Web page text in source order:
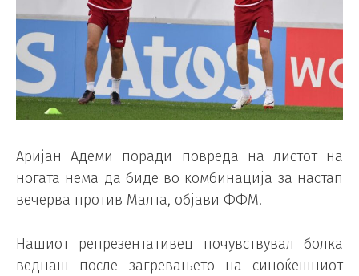
Аријан Адеми поради повреда на листот на
ногата нема да биде во комбинација за настап
вечерва против Малта, објави ФФМ.
Нашиот репрезентативец почувствувал болка
веднаш после загревањето на синоќешниот